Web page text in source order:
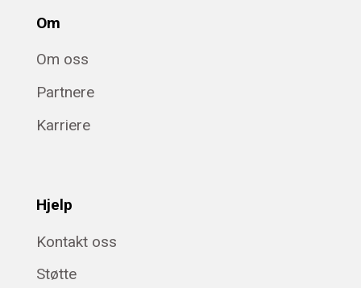
Om
Om oss
Partnere
Karriere
Hjelp
Kontakt oss
Støtte